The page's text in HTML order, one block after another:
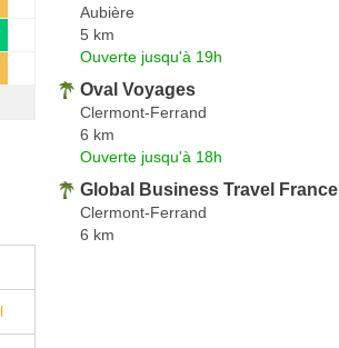
Aubière
5 km
Ouverte jusqu'à 19h
Oval Voyages
Clermont-Ferrand
6 km
Ouverte jusqu'à 18h
Global Business Travel France
Clermont-Ferrand
6 km